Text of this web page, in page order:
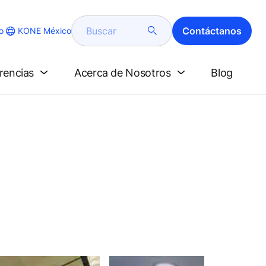
KONE México Buscar Contáctanos
Acerca de Nosotros Blog